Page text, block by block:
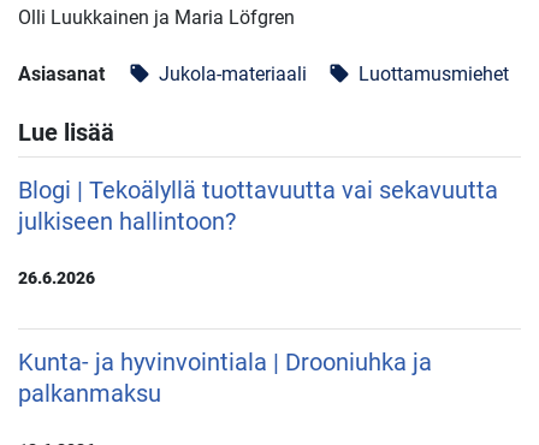
Olli Luukkainen ja Maria Löfgren
Asiasanat local_offer Jukola-materiaali local_offer Luottamusmiehet
Lue lisää
Blogi | Tekoälyllä tuottavuutta vai sekavuutta
julkiseen hallintoon?
26.6.2026
Kunta- ja hyvinvointiala | Drooniuhka ja
palkanmaksu